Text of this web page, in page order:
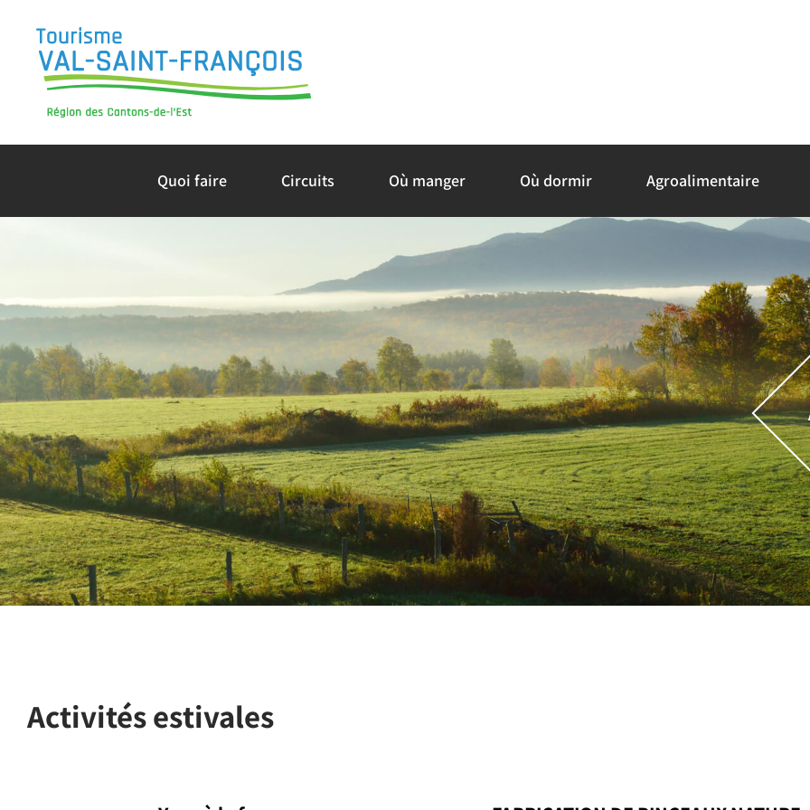
content
Quoi faire Circuits Où manger Où dormir Agroalimentaire
Activités estivales